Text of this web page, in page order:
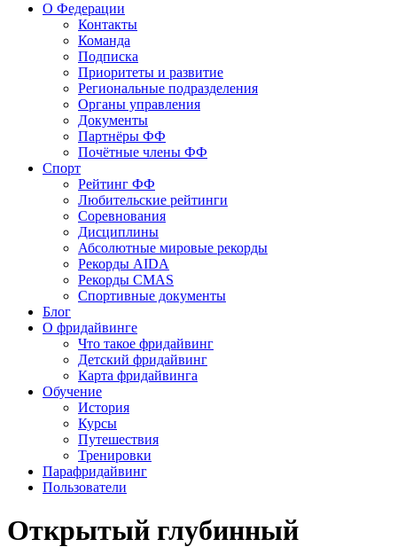
О Федерации
Контакты
Команда
Подписка
Приоритеты и развитие
Региональные подразделения
Органы управления
Документы
Партнёры ФФ
Почётные члены ФФ
Спорт
Рейтинг ФФ
Любительские рейтинги
Соревнования
Дисциплины
Абсолютные мировые рекорды
Рекорды AIDA
Рекорды CMAS
Спортивные документы
Блог
О фридайвинге
Что такое фридайвинг
Детский фридайвинг
Карта фридайвинга
Обучение
История
Курсы
Путешествия
Тренировки
Парафридайвинг
Пользователи
Открытый глубинный